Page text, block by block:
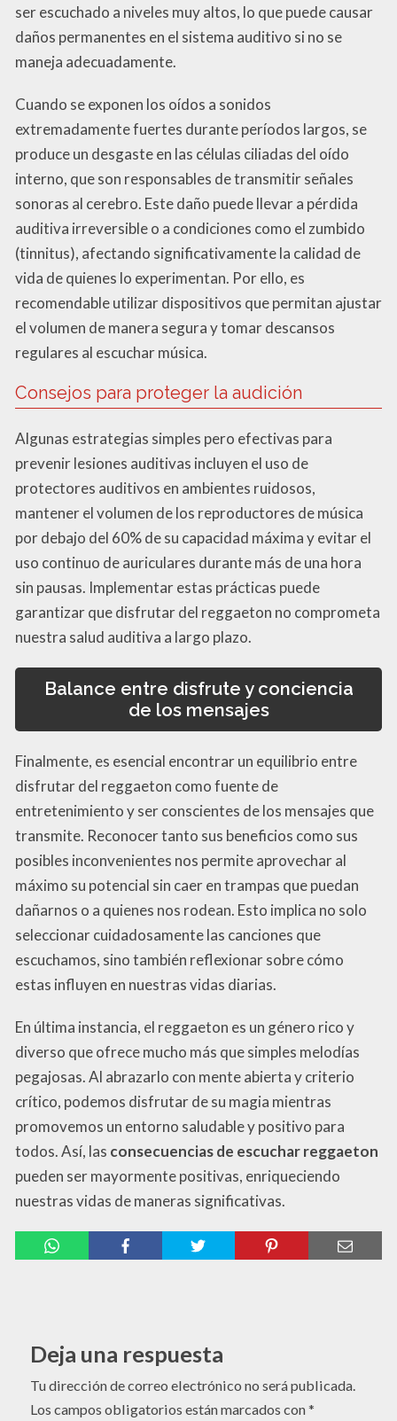
ser escuchado a niveles muy altos, lo que puede causar
daños permanentes en el sistema auditivo si no se
maneja adecuadamente.
Cuando se exponen los oídos a sonidos
extremadamente fuertes durante períodos largos, se
produce un desgaste en las células ciliadas del oído
interno, que son responsables de transmitir señales
sonoras al cerebro. Este daño puede llevar a pérdida
auditiva irreversible o a condiciones como el zumbido
(tinnitus), afectando significativamente la calidad de
vida de quienes lo experimentan. Por ello, es
recomendable utilizar dispositivos que permitan ajustar
el volumen de manera segura y tomar descansos
regulares al escuchar música.
Consejos para proteger la audición
Algunas estrategias simples pero efectivas para
prevenir lesiones auditivas incluyen el uso de
protectores auditivos en ambientes ruidosos,
mantener el volumen de los reproductores de música
por debajo del 60% de su capacidad máxima y evitar el
uso continuo de auriculares durante más de una hora
sin pausas. Implementar estas prácticas puede
garantizar que disfrutar del reggaeton no comprometa
nuestra salud auditiva a largo plazo.
Balance entre disfrute y conciencia
de los mensajes
Finalmente, es esencial encontrar un equilibrio entre
disfrutar del reggaeton como fuente de
entretenimiento y ser conscientes de los mensajes que
transmite. Reconocer tanto sus beneficios como sus
posibles inconvenientes nos permite aprovechar al
máximo su potencial sin caer en trampas que puedan
dañarnos o a quienes nos rodean. Esto implica no solo
seleccionar cuidadosamente las canciones que
escuchamos, sino también reflexionar sobre cómo
estas influyen en nuestras vidas diarias.
En última instancia, el reggaeton es un género rico y
diverso que ofrece mucho más que simples melodías
pegajosas. Al abrazarlo con mente abierta y criterio
crítico, podemos disfrutar de su magia mientras
promovemos un entorno saludable y positivo para
todos. Así, las consecuencias de escuchar reggaeton
pueden ser mayormente positivas, enriqueciendo
nuestras vidas de maneras significativas.
Deja una respuesta
Tu dirección de correo electrónico no será publicada.
Los campos obligatorios están marcados con*